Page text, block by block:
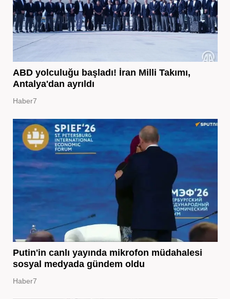
ABD yolculuğu başladı! İran Milli Takımı,
Antalya'dan ayrıldı
Haber7
Putin'in canlı yayında mikrofon müdahalesi
sosyal medyada gündem oldu
Haber7